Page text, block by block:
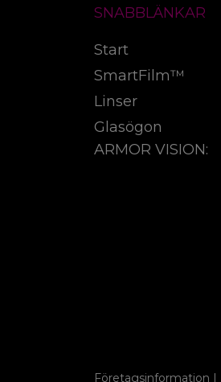
SNABBLÄNKAR
Start
SmartFilm™
Linser
Glasögon
ARMOR VISION:
Företagsinformation |